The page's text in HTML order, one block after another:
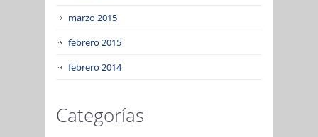
marzo 2015
febrero 2015
febrero 2014
Categorías